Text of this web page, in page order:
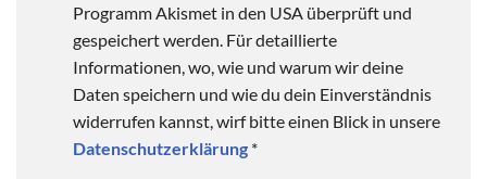
Programm Akismet in den USA überprüft und
gespeichert werden. Für detaillierte
Informationen, wo, wie und warum wir deine
Daten speichern und wie du dein Einverständnis
widerrufen kannst, wirf bitte einen Blick in unsere
Datenschutzerklärung *